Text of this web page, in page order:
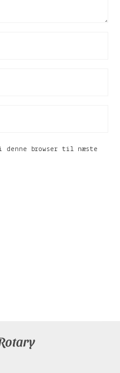
i denne browser til næste